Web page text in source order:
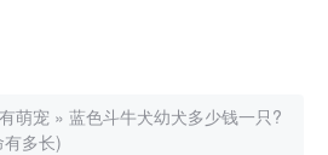
萌宠 » 蓝色斗牛犬幼犬多少钱一只?
多长)